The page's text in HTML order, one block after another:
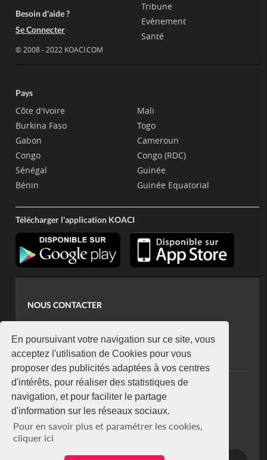
En poursuivant votre navigation sur ce site, vous
acceptez l'utilisation de Cookies pour vous
proposer des publicités adaptées à vos centres
d'intérêts, pour réaliser des statistiques de
navigation, et pour faciliter le partage
d'information sur les réseaux sociaux.
Pour en savoir plus et paramétrer les cookies,
cliquer ici
Besoin d'aide ?
Se Connecter
© 2008 - 2022 KOACI.COM
Tribune
Evènement
Santé
Pays
Côte d'Ivoire
Burkina Faso
Gabon
Congo
Sénégal
Bénin
Mali
Togo
Cameroun
Congo (RDC)
Guinée
Guinée Equatorial
Télécharger l'application KOACI
NOUS CONTACTER
koaci@yahoo.fr
+225 07 08 85 52 93
NEWSLETTER
Restez connecté via notre newsletter
S'abonner
Se désabonner